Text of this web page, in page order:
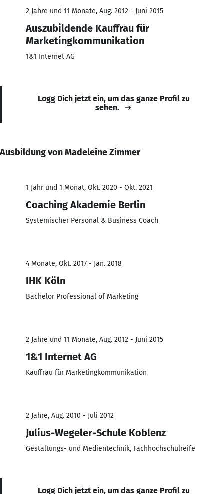
2 Jahre und 11 Monate, Aug. 2012 - Juni 2015
Auszubildende Kauffrau für
Marketingkommunikation
1&1 Internet AG
Logg Dich jetzt ein, um das ganze Profil zu
sehen.
Ausbildung von Madeleine Zimmer
1 Jahr und 1 Monat, Okt. 2020 - Okt. 2021
Coaching Akademie Berlin
Systemischer Personal & Business Coach
4 Monate, Okt. 2017 - Jan. 2018
IHK Köln
Bachelor Professional of Marketing
2 Jahre und 11 Monate, Aug. 2012 - Juni 2015
1&1 Internet AG
Kauffrau für Marketingkommunikation
2 Jahre, Aug. 2010 - Juli 2012
Julius-Wegeler-Schule Koblenz
Gestaltungs- und Medientechnik, Fachhochschulreife
Logg Dich jetzt ein, um das ganze Profil zu